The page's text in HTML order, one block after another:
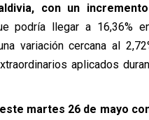
con un
podría llegar a 16,36%
variación cercana al
aplicados
este martes 26 de mayo